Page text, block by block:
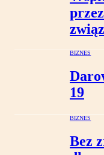
BIZNES
19
BIZNES
Bez